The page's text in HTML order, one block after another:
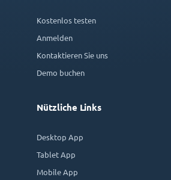
Kostenlos testen
Anmelden
Kontaktieren Sie uns
Demo buchen
Nützliche Links
Desktop App
Tablet App
Mobile App